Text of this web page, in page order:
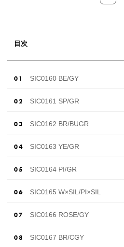
目次
SIC0160 BE/GY
SIC0161 SP/GR
SIC0162 BR/BUGR
SIC0163 YE/GR
SIC0164 PI/GR
SIC0165 W×SIL/PI×SIL
SIC0166 ROSE/GY
SIC0167 BR/CGY